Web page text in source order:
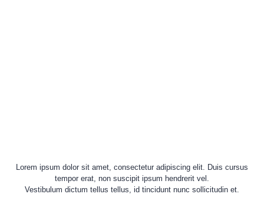
Lorem ipsum dolor sit amet, consectetur adipiscing elit. Duis cursus
tempor erat, non suscipit ipsum hendrerit vel.
Vestibulum dictum tellus tellus, id tincidunt nunc sollicitudin et.